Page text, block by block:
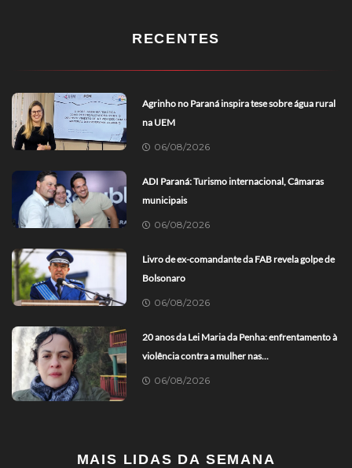
RECENTES
Agrinho no Paraná inspira tese sobre água rural
na UEM
06/08/2026
ADI Paraná: Turismo internacional, Câmaras
municipais
06/08/2026
Livro de ex-comandante da FAB revela golpe de
Bolsonaro
06/08/2026
20 anos da Lei Maria da Penha: enfrentamento à
violência contra a mulher nas...
06/08/2026
MAIS LIDAS DA SEMANA